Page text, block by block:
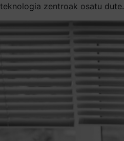
teknologia zentroak osatu dute.